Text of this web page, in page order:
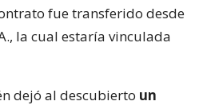
fue transferido desde
la cual estaría vinculada
dejó al descubierto un